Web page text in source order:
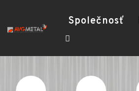
Společnosť